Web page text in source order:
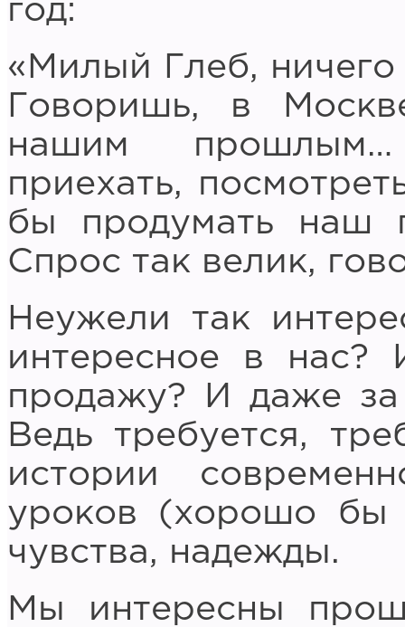
год:
«Милый Глеб, ничего
Говоришь, в
нашим прошлым…
приехать,
бы продумать наш
Спрос так велик,
Неужели так
интересное в
продажу? И даже
Ведь требуется,
истории
уроков (хорошо бы
чувства, надежды.
Мы интересны